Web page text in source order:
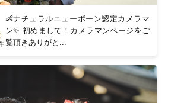
👶ナチュラルニューボーン認定カメラマ
ン✨ 初めまして！カメラマンページをご
覧頂きありがと...